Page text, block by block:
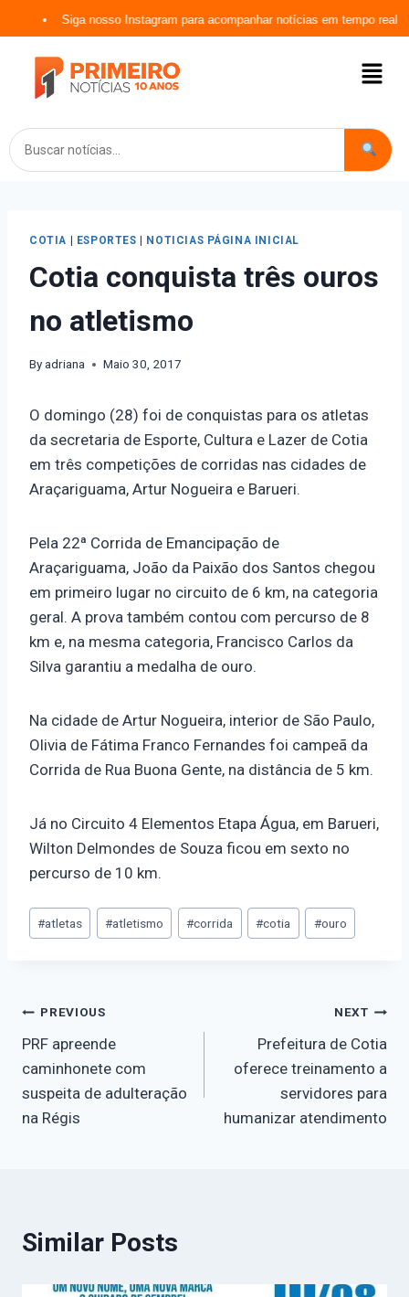
Siga nosso Instagram para acompanhar notícias em tempo real
COTIA | ESPORTES | NOTICIAS PÁGINA INICIAL
Cotia conquista três ouros
no atletismo
Byadriana Maio 30, 2017
O domingo (28) foi de conquistas para os atletas
da secretaria de Esporte, Cultura e Lazer de Cotia
em três competições de corridas nas cidades de
Araçariguama, Artur Nogueira e Barueri.
Pela 22ª Corrida de Emancipação de
Araçariguama, João da Paixão dos Santos chegou
em primeiro lugar no circuito de 6 km, na categoria
geral. A prova também contou com percurso de 8
km e, na mesma categoria, Francisco Carlos da
Silva garantiu a medalha de ouro.
Na cidade de Artur Nogueira, interior de São Paulo,
Olivia de Fátima Franco Fernandes foi campeã da
Corrida de Rua Buona Gente, na distância de 5 km.
Já no Circuito 4 Elementos Etapa Água, em Barueri,
Wilton Delmondes de Souza ficou em sexto no
percurso de 10 km.
#atletas #atletismo #corrida #cotia #ouro
PREVIOUS
PRF apreende
caminhonete com
suspeita de adulteração
na Régis
NEXT
Prefeitura de Cotia
oferece treinamento a
servidores para
humanizar atendimento
Similar Posts